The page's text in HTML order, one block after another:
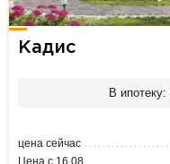
Кадис
В ипотеку:
цена сейчас